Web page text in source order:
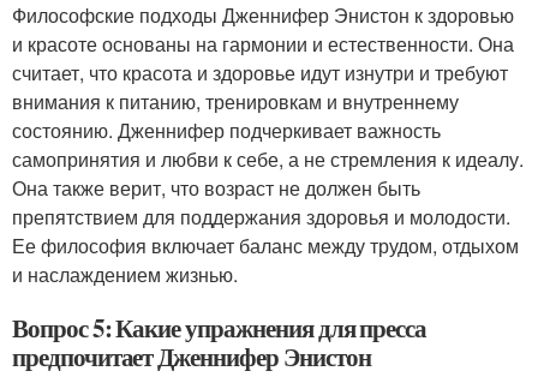
Философские подходы Дженнифер Энистон к здоровью
и красоте основаны на гармонии и естественности. Она
считает, что красота и здоровье идут изнутри и требуют
внимания к питанию, тренировкам и внутреннему
состоянию. Дженнифер подчеркивает важность
самопринятия и любви к себе, а не стремления к идеалу.
Она также верит, что возраст не должен быть
препятствием для поддержания здоровья и молодости.
Ее философия включает баланс между трудом, отдыхом
и наслаждением жизнью.
Вопрос 5: Какие упражнения для пресса
предпочитает Дженнифер Энистон